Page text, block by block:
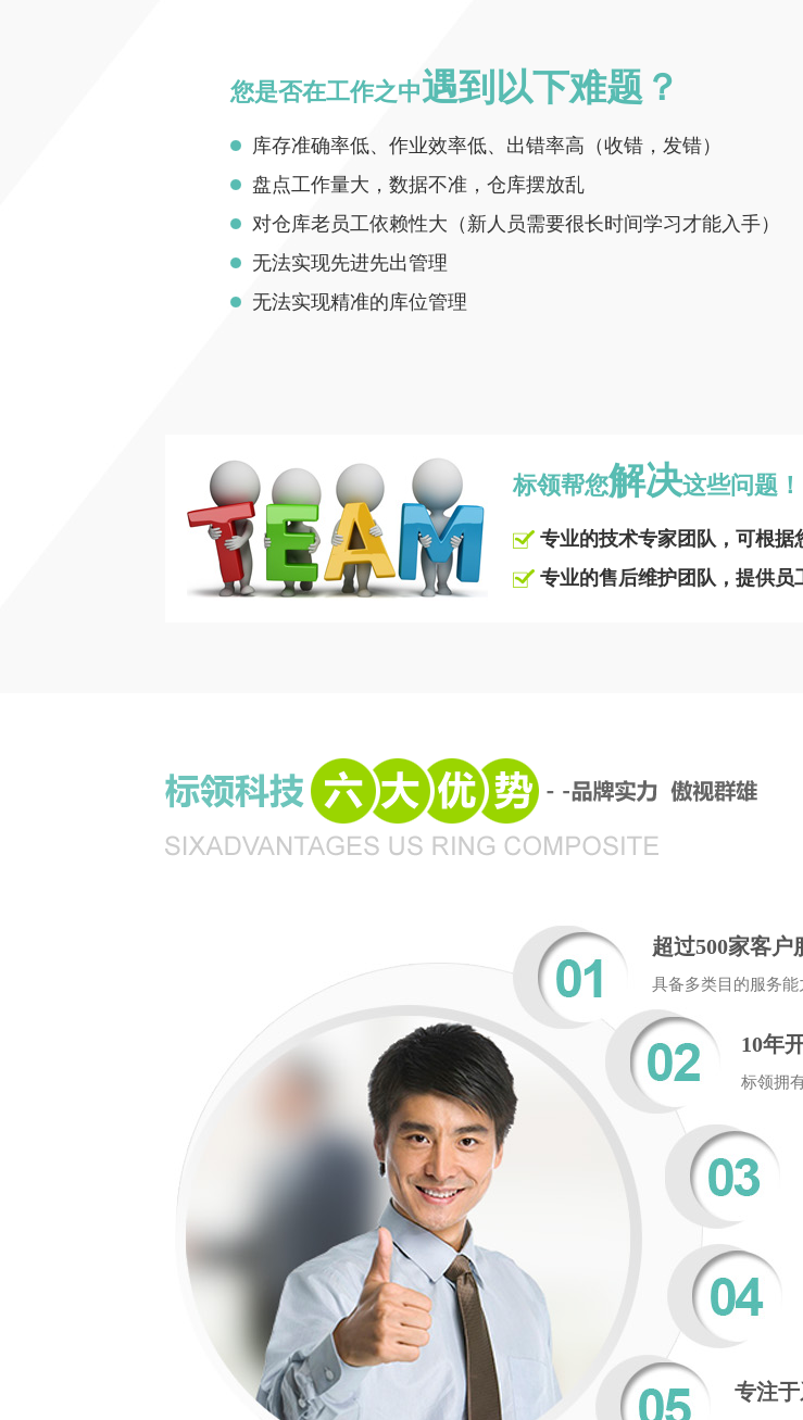
您是否在工作之中遇到以下难题？
库存准确率低、作业效率低、出错率高（收错，发错）
盘点工作量大，数据不准，仓库摆放乱
对仓库老员工依赖性大（新人员需要很长时间学习才能入手）
无法实现先进先出管理
无法实现精准的库位管理
标领帮您解决这些问题！
专业的技术专家团队，可根据
专业的售后维护团队，提供员
超过500家客户
具备多类目的服务
10年
标领拥
专注